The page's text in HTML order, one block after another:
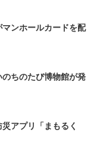
ンホールカードを配
ちのたび博物館が発
アプリ「まもるく